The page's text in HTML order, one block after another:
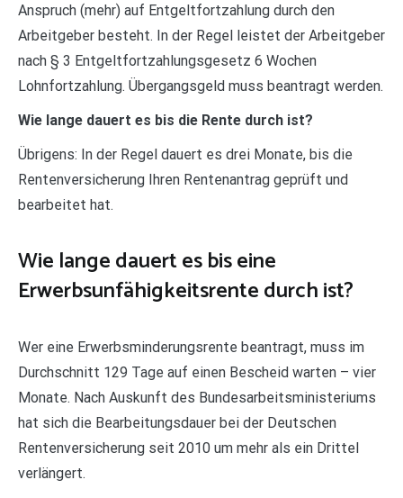
Anspruch (mehr) auf Entgeltfortzahlung durch den
Arbeitgeber besteht. In der Regel leistet der Arbeitgeber
nach § 3 Entgeltfortzahlungsgesetz 6 Wochen
Lohnfortzahlung. Übergangsgeld muss beantragt werden.
Wie lange dauert es bis die Rente durch ist?
Übrigens: In der Regel dauert es drei Monate, bis die
Rentenversicherung Ihren Rentenantrag geprüft und
bearbeitet hat.
Wie lange dauert es bis eine
Erwerbsunfähigkeitsrente durch ist?
Wer eine Erwerbsminderungsrente beantragt, muss im
Durchschnitt 129 Tage auf einen Bescheid warten – vier
Monate. Nach Auskunft des Bundesarbeitsministeriums
hat sich die Bearbeitungsdauer bei der Deutschen
Rentenversicherung seit 2010 um mehr als ein Drittel
verlängert.